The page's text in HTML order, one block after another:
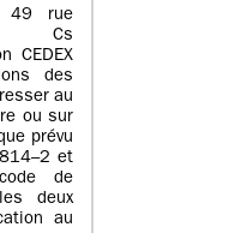
49 rue
Cs
CEDEX
des
au
ou sur
prévu
et
de
deux
au